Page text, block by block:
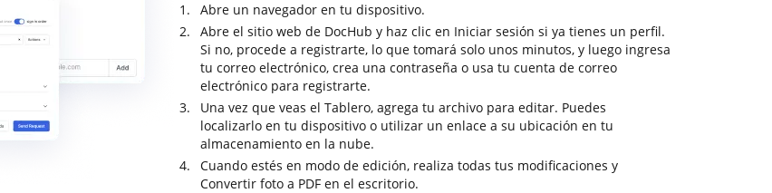
Abre un navegador en tu dispositivo.
Abre el sitio web de DocHub y haz clic en Iniciar sesión si ya tienes un perfil.
Si no, procede a registrarte, lo que tomará solo unos minutos, y luego ingresa
tu correo electrónico, crea una contraseña o usa tu cuenta de correo
electrónico para registrarte.
Una vez que veas el Tablero, agrega tu archivo para editar. Puedes
localizarlo en tu dispositivo o utilizar un enlace a su ubicación en tu
almacenamiento en la nube.
Cuando estés en modo de edición, realiza todas tus modificaciones y
Convertir foto a PDF en el escritorio.